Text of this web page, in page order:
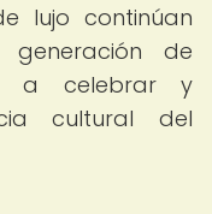
lujo continúan
de
a celebrar y
cultural del